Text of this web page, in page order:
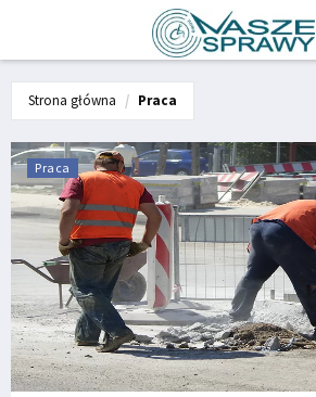
Strona główna Praca
Praca